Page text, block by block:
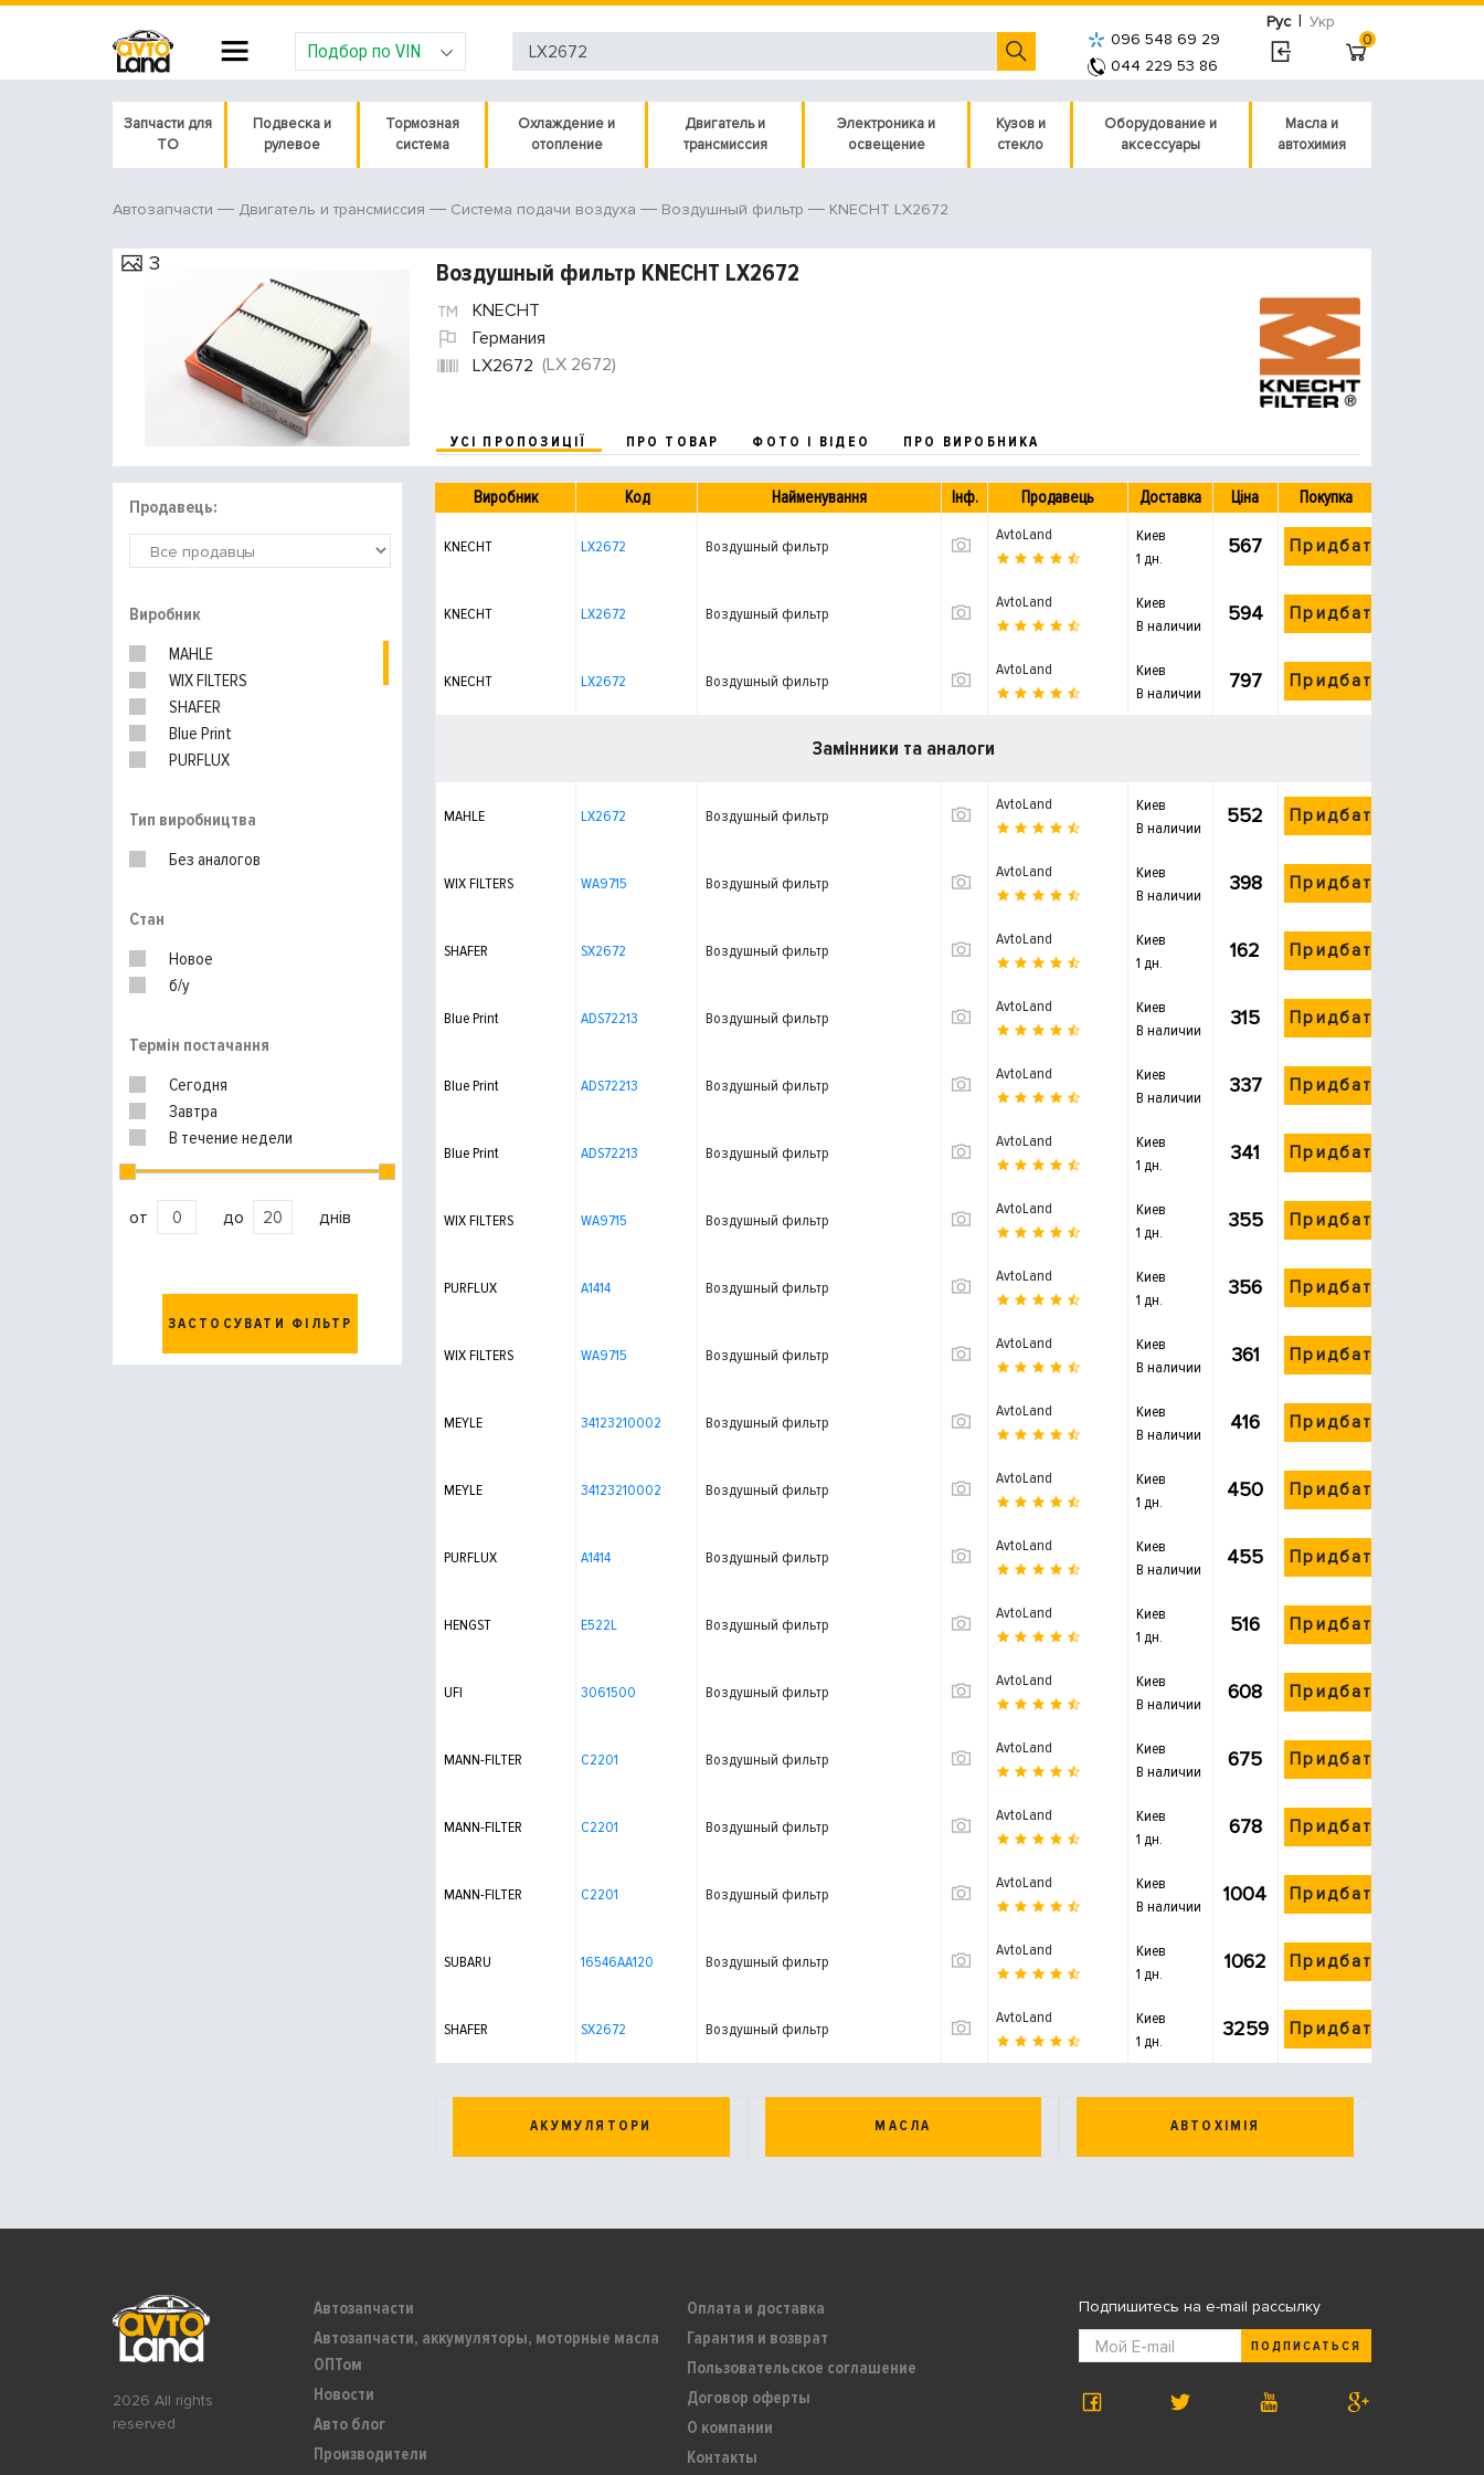
Рус | Укр
Подбор по VIN
096 548 69 29
044 229 53 86
0
Запчасти для
ТО
Подвеска и
рулевое
Тормозная
система
Охлаждение и
отопление
Двигатель и
трансмиссия
Электроника и
освещение
Кузов и
стекло
Оборудование и
аксессуары
Масла и
автохимия
Автозапчасти Двигатель и трансмиссия Система подачи воздуха Воздушный фильтр KNECHT LX2672
3 Воздушный фильтр KNECHT LX2672
KNECHT
Германия
LX2672 (LX 2672)
УСІ ПРОПОЗИЦІЇ ПРО ТОВАР ФОТО І ВІДЕО ПРО ВИРОБНИКА
Продавець:
Виробник
MAHLE
WIX FILTERS
SHAFER
Blue Print
PURFLUX
HENGST
MANN-FILTER
Тип виробництва
Без аналогов
Стан
Новое
б/у
Термін постачання
Сегодня
Завтра
В течение недели
от до днів
ЗАСТОСУВАТИ ФІЛЬТР
Виробник Код Найменування Інф. Продавець Доставка Ціна Покупка
KNECHT LX2672 Воздушный фильтр
AvtoLand
Киев
1 дн.
567 Придбати
KNECHT LX2672 Воздушный фильтр
AvtoLand
Киев
В наличии
594 Придбати
KNECHT LX2672 Воздушный фильтр
AvtoLand
Киев
В наличии
797 Придбати
Замінники та аналоги
MAHLE LX2672 Воздушный фильтр
AvtoLand
Киев
В наличии
552 Придбати
WIX FILTERS WA9715 Воздушный фильтр
AvtoLand
Киев
В наличии
398 Придбати
SHAFER SX2672 Воздушный фильтр
AvtoLand
Киев
1 дн.
162 Придбати
Blue Print ADS72213 Воздушный фильтр
AvtoLand
Киев
В наличии
315 Придбати
Blue Print ADS72213 Воздушный фильтр
AvtoLand
Киев
В наличии
337 Придбати
Blue Print ADS72213 Воздушный фильтр
AvtoLand
Киев
1 дн.
341 Придбати
WIX FILTERS WA9715 Воздушный фильтр
AvtoLand
Киев
1 дн.
355 Придбати
PURFLUX A1414 Воздушный фильтр
AvtoLand
Киев
1 дн.
356 Придбати
WIX FILTERS WA9715 Воздушный фильтр
AvtoLand
Киев
В наличии
361 Придбати
MEYLE 34123210002 Воздушный фильтр
AvtoLand
Киев
В наличии
416 Придбати
MEYLE 34123210002 Воздушный фильтр
AvtoLand
Киев
1 дн.
450 Придбати
PURFLUX A1414 Воздушный фильтр
AvtoLand
Киев
В наличии
455 Придбати
HENGST E522L Воздушный фильтр
AvtoLand
Киев
1 дн.
516 Придбати
UFI 3061500 Воздушный фильтр
AvtoLand
Киев
В наличии
608 Придбати
MANN-FILTER C2201 Воздушный фильтр
AvtoLand
Киев
В наличии
675 Придбати
MANN-FILTER C2201 Воздушный фильтр
AvtoLand
Киев
1 дн.
678 Придбати
MANN-FILTER C2201 Воздушный фильтр
AvtoLand
Киев
В наличии
1004 Придбати
SUBARU 16546AA120 Воздушный фильтр
AvtoLand
Киев
1 дн.
1062 Придбати
SHAFER SX2672 Воздушный фильтр
AvtoLand
Киев
1 дн.
3259 Придбати
АКУМУЛЯТОРИ МАСЛА АВТОХІМІЯ
2026 All rights
reserved
Автозапчасти
Автозапчасти, аккумуляторы, моторные масла
ОПТом
Новости
Авто блог
Производители
Оплата и доставка
Гарантия и возврат
Пользовательское соглашение
Договор оферты
О компании
Контакты
Подпишитесь на e-mail рассылку
ПОДПИСАТЬСЯ